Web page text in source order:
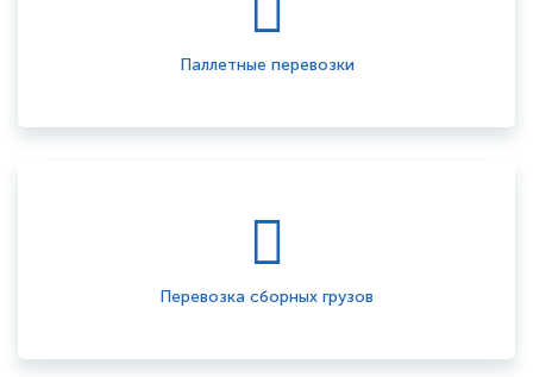
Паллетные перевозки
Перевозка сборных грузов